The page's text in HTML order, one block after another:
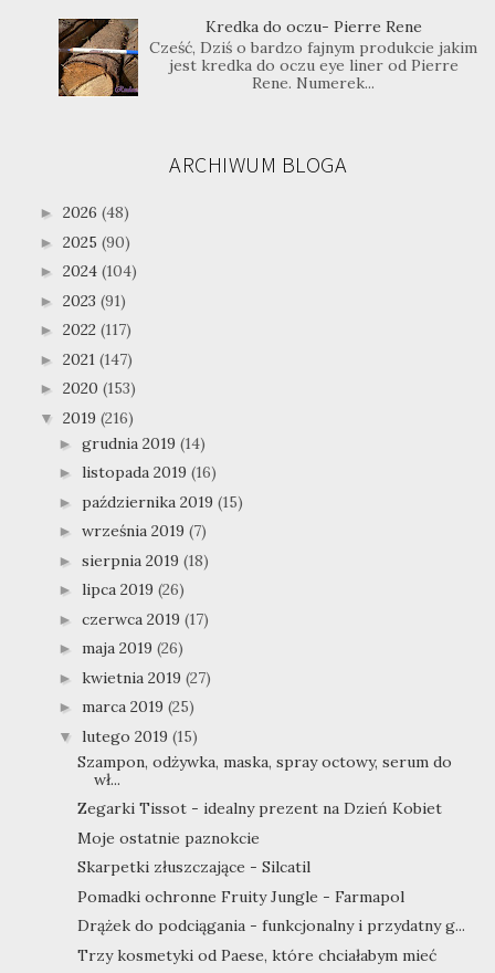
Kredka do oczu- Pierre Rene
Cześć, Dziś o bardzo fajnym produkcie jakim
jest kredka do oczu eye liner od Pierre
Rene. Numerek...
ARCHIWUM BLOGA
► 2026 (48)
► 2025 (90)
► 2024 (104)
► 2023 (91)
► 2022 (117)
► 2021 (147)
► 2020 (153)
▼ 2019 (216)
► grudnia 2019 (14)
► listopada 2019 (16)
► października 2019 (15)
► września 2019 (7)
► sierpnia 2019 (18)
► lipca 2019 (26)
► czerwca 2019 (17)
► maja 2019 (26)
► kwietnia 2019 (27)
► marca 2019 (25)
▼ lutego 2019 (15)
Szampon, odżywka, maska, spray octowy, serum do
wł...
Zegarki Tissot - idealny prezent na Dzień Kobiet
Moje ostatnie paznokcie
Skarpetki złuszczające - Silcatil
Pomadki ochronne Fruity Jungle - Farmapol
Drążek do podciągania - funkcjonalny i przydatny g...
Trzy kosmetyki od Paese, które chciałabym mieć